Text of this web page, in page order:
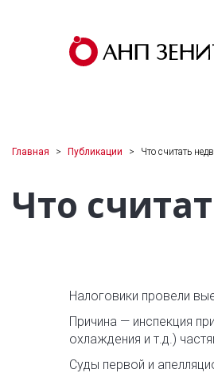
Главная Публикации Что считать
Что
Налоговики провели
Причина — инспекция
охлаждения и т.д.)
Суды первой и